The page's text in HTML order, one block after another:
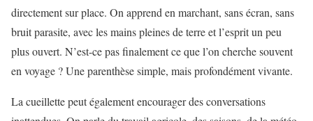
directement sur place. On apprend en marchant, sans écran, sans
bruit parasite, avec les mains pleines de terre et l’esprit un peu
plus ouvert. N’est-ce pas finalement ce que l’on cherche souvent
en voyage ? Une parenthèse simple, mais profondément vivante.
La cueillette peut également encourager des conversations